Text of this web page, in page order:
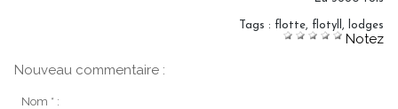
Tags : flotte, flotyll , lodges
Notez
Nouveau commentaire :
Nom * :